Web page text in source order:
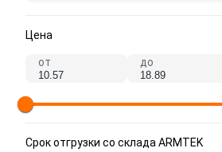
Цена
от до
Срок отгрузки со склада ARMTEK